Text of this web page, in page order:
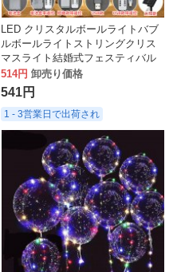
LED クリスタルボールライトバブ
ルボールライトストリングクリス
マスライト結婚式フェスティバル
屋外装飾星空点滅ライトストリン
グ
514円 卸売り価格
541円
1 - 3営業日で出荷され